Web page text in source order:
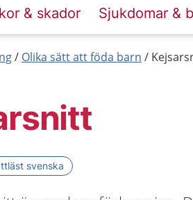
& skador Sjukdomar &
Olika sätt att föda barn
svenska